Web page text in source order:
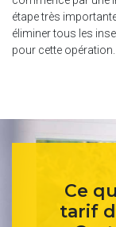
étape très
éliminer tous les
pour cette opération.
Ce
tarif